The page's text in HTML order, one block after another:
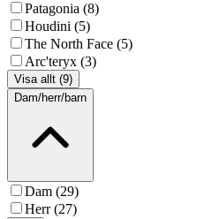
Patagonia (8)
Houdini (5)
The North Face (5)
Arc'teryx (3)
Visa allt (9)
Dam/herr/barn
Dam (29)
Herr (27)